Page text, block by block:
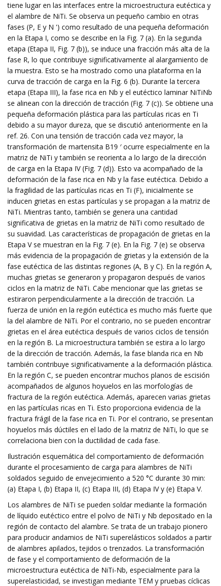
tiene lugar en las interfaces entre la microestructura eutéctica y
el alambre de NiTi. Se observa un pequeño cambio en otras
fases (P, E y N ') como resultado de una pequeña deformación
en la Etapa I, como se describe en la Fig. 7 (a). En la segunda
etapa (Etapa II, Fig. 7 (b)), se induce una fracción más alta de la
fase R, lo que contribuye significativamente al alargamiento de
la muestra. Esto se ha mostrado como una plataforma en la
curva de tracción de carga en la Fig. 6 (b). Durante la tercera
etapa (Etapa III), la fase rica en Nb y el eutéctico laminar NiTiNb
se alinean con la dirección de tracción (Fig. 7 (c)). Se obtiene una
pequeña deformación plástica para las partículas ricas en Ti
debido a su mayor dureza, que se discutió anteriormente en la
ref. 26. Con una tensión de tracción cada vez mayor, la
transformación de martensita B19 ′ ocurre especialmente en la
matriz de NiTi y también se reorienta a lo largo de la dirección
de carga en la Etapa IV (Fig. 7 (d)). Esto va acompañado de la
deformación de la fase rica en Nb y la fase eutéctica. Debido a
la fragilidad de las partículas ricas en Ti (F), inicialmente se
inducen grietas en estas partículas y se propagan a la matriz de
NiTi. Mientras tanto, también se genera una cantidad
significativa de grietas en la matriz de NiTi como resultado de
su suavidad. Las características de propagación de grietas en la
Etapa V se muestran en la Fig. 7 (e). En la Fig. 7 (e) se observa
más evidencia de la propagación de grietas y la extensión de la
fase eutéctica de las distintas regiones (A, B y C). En la región A,
muchas grietas se generaron y propagaron después de varios
ciclos en la matriz de NiTi. Cabe mencionar que las grietas se
estiraron perpendicularmente a la dirección de tracción. La
fuerza de unión en la región eutéctica es mucho más fuerte que
la del alambre de NiTi. Por el contrario, no se pueden encontrar
grietas en el área eutéctica después de varios ciclos de tensión
en la región B. La microestructura también se estira a lo largo
de la dirección de tracción. Además, la fase blanda rica en Nb
también contribuye significativamente a la deformación plástica.
En la región C, se pueden encontrar muchos planos de escisión
acompañados de algunos hoyuelos en las morfologías de
fractura de la región eutéctica. Además, aparecen varias grietas
en las partículas ricas en Ti. Esto proporciona evidencia de la
fractura frágil de la fase rica en Ti. Por el contrario, se presentan
hoyuelos más dúctiles en el lado de la matriz de NiTi, lo que se
correlaciona bien con la ductilidad de cada fase.
Ilustración esquemática del comportamiento de deformación
durante el procesamiento de carga para alambres de NiTi
soldados seguido de envejecimiento a 520 °C durante 30 min:
(a) Etapa I, (b) Etapa II, (c) Etapa III, (d) Etapa IV y (e) Etapa V.
Los alambres de NiTi se pueden soldar mediante la formación
de líquido eutéctico entre el polvo de NiTi y Nb depositado en la
región de contacto del alambre. Se trata de un trabajo pionero
para producir andamios de NiTi superelásticos soldados a partir
de alambres apilados, tejidos o trenzados. La transformación
de fase y el comportamiento de deformación de la
microestructura eutéctica de NiTi-Nb, especialmente para la
superelasticidad, se investigan mediante TEM y pruebas cíclicas